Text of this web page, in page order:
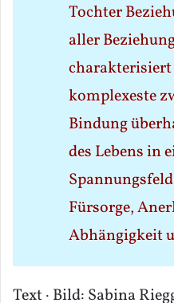
Tochter
aller
charakterisiert
komplexeste
Bindung
des Lebens in
Fürsorge,
Abhängigkeit
Text · Bild: Sabina